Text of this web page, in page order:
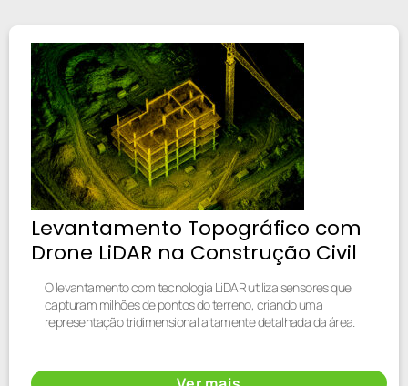
Levantamento Topográfico com
Drone LiDAR na Construção Civil
O levantamento com tecnologia LiDAR utiliza sensores que
capturam milhões de pontos do terreno, criando uma
representação tridimensional altamente detalhada da área.